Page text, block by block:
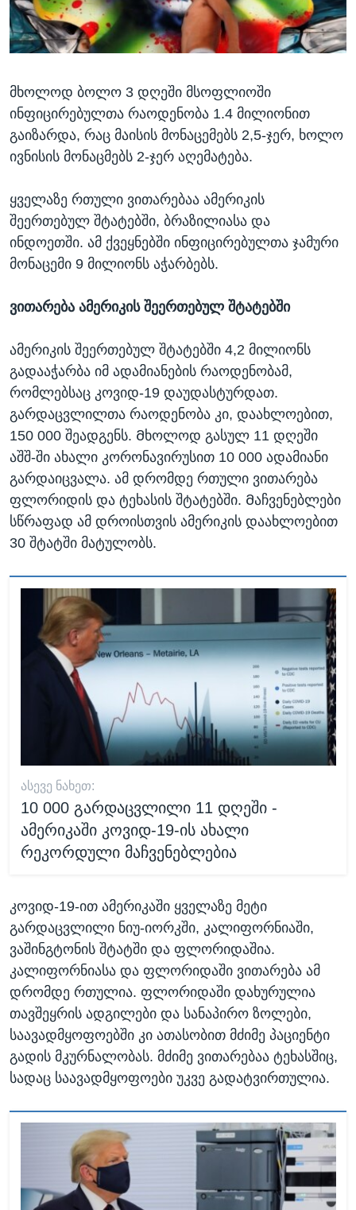
მხოლოდ ბოლო 3 დღეში მსოფლიოში
ინფიცირებულთა რაოდენობა 1.4 მილიონით
გაიზარდა, რაც მაისის მონაცემებს 2,5-ჯერ, ხოლო
ივნისის მონაცმებს 2-ჯერ აღემატება.
ყველაზე რთული ვითარებაა ამერიკის
შეერთებულ შტატებში, ბრაზილიასა და
ინდოეთში. ამ ქვეყნებში ინფიცირებულთა ჯამური
მონაცემი 9 მილიონს აჭარბებს.
ვითარება ამერიკის შეერთებულ შტატებში
ამერიკის შეერთებულ შტატებში 4,2 მილიონს
გადააჭარბა იმ ადამიანების რაოდენობამ,
რომლებსაც კოვიდ-19 დაუდასტურდათ.
გარდაცვლილთა რაოდენობა კი, დაახლოებით,
150 000 შეადგენს. Მხოლოდ გასულ 11 დღეში
აშშ-ში ახალი კორონავირუსით 10 000 ადამიანი
გარდაიცვალა. ამ დრომდე რთული ვითარება
ფლორიდის და ტეხასის შტატებში. Მაჩვენებლები
სწრაფად ამ დროისთვის ამერიკის დაახლოებით
30 შტატში მატულობს.
ᲐᲡᲔᲕᲔ ᲜᲐᲮᲔᲗ:
10 000 გარდაცვლილი 11 დღეში -
ამერიკაში კოვიდ-19-ის ახალი
რეკორდული მაჩვენებლებია
კოვიდ-19-ით ამერიკაში ყველაზე მეტი
გარდაცვლილი ნიუ-იორკში, კალიფორნიაში,
ვაშინგტონის შტატში და ფლორიდაშია.
კალიფორნიასა და ფლორიდაში ვითარება ამ
დრომდე რთულია. ფლორიდაში დახურულია
თავშეყრის ადგილები და სანაპირო ზოლები,
საავადმყოფოებში კი ათასობით მძიმე პაციენტი
გადის მკურნალობას. მძიმე ვითარებაა ტეხასშიც,
სადაც საავადმყოფოები უკვე გადატვირთულია.